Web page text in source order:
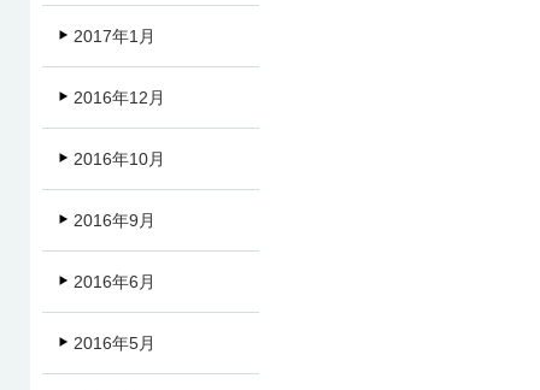
2017年1月
2016年12月
2016年10月
2016年9月
2016年6月
2016年5月